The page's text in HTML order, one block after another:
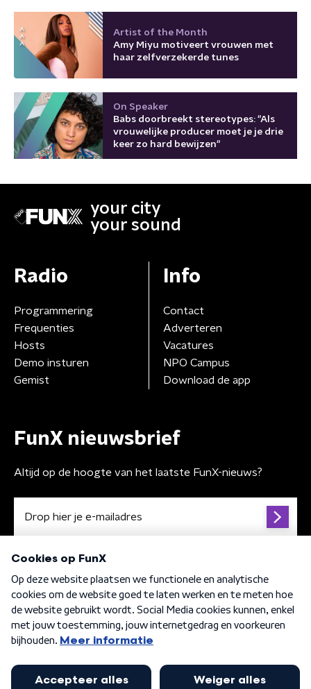
Artist of the Month
Amy Miyu motiveert vrouwen met
haar zelfverzekerde tunes
On Speaker
Babs doorbreekt stereotypes: "Als
vrouwelijke producer moet je je drie
keer zo hard bewijzen"
your city
your sound
Radio
Programmering
Frequenties
Hosts
Demo insturen
Gemist
Info
Contact
Adverteren
Vacatures
NPO Campus
Download de app
FunX nieuwsbrief
Altijd op de hoogte van het laatste FunX-nieuws?
Algemene voorwaarden Privacybeleid